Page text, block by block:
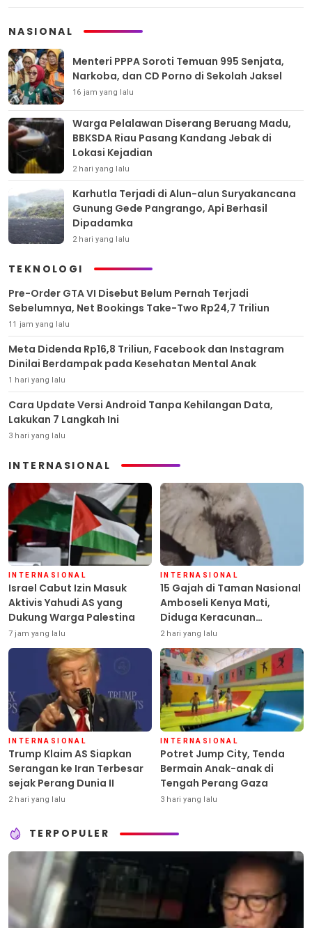
NASIONAL
Menteri PPPA Soroti Temuan 995 Senjata,
Narkoba, dan CD Porno di Sekolah Jaksel
16 jam yang lalu
Warga Pelalawan Diserang Beruang Madu,
BBKSDA Riau Pasang Kandang Jebak di
Lokasi Kejadian
2 hari yang lalu
Karhutla Terjadi di Alun-alun Suryakancana
Gunung Gede Pangrango, Api Berhasil
Dipadamka
2 hari yang lalu
TEKNOLOGI
Pre-Order GTA VI Disebut Belum Pernah Terjadi
Sebelumnya, Net Bookings Take-Two Rp24,7 Triliun
11 jam yang lalu
Meta Didenda Rp16,8 Triliun, Facebook dan Instagram
Dinilai Berdampak pada Kesehatan Mental Anak
1 hari yang lalu
Cara Update Versi Android Tanpa Kehilangan Data,
Lakukan 7 Langkah Ini
3 hari yang lalu
INTERNASIONAL
INTERNASIONAL
Israel Cabut Izin Masuk
Aktivis Yahudi AS yang
Dukung Warga Palestina
7 jam yang lalu
INTERNASIONAL
15 Gajah di Taman Nasional
Amboseli Kenya Mati,
Diduga Keracunan
Pestisida
2 hari yang lalu
INTERNASIONAL
Trump Klaim AS Siapkan
Serangan ke Iran Terbesar
sejak Perang Dunia II
2 hari yang lalu
INTERNASIONAL
Potret Jump City, Tenda
Bermain Anak-anak di
Tengah Perang Gaza
3 hari yang lalu
TERPOPULER